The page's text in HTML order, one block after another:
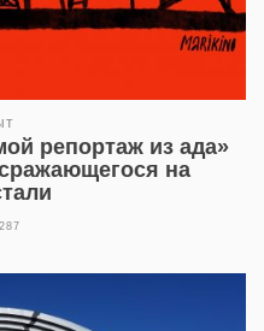
репортаж из ада»
на